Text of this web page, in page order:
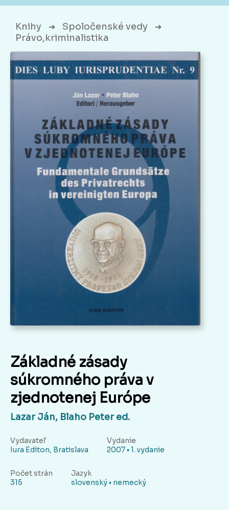
Knihy ➔ Spoločenské vedy ➔
Právo,kriminalistika
Základné zásady
súkromného práva v
zjednotenej Európe
Lazar Ján, Blaho Peter ed.
Vydavateľ
Iura Editon, Bratislava
Vydanie
2007 • 1. vydanie
Počet strán
315
Jazyk
slovenský • nemecký